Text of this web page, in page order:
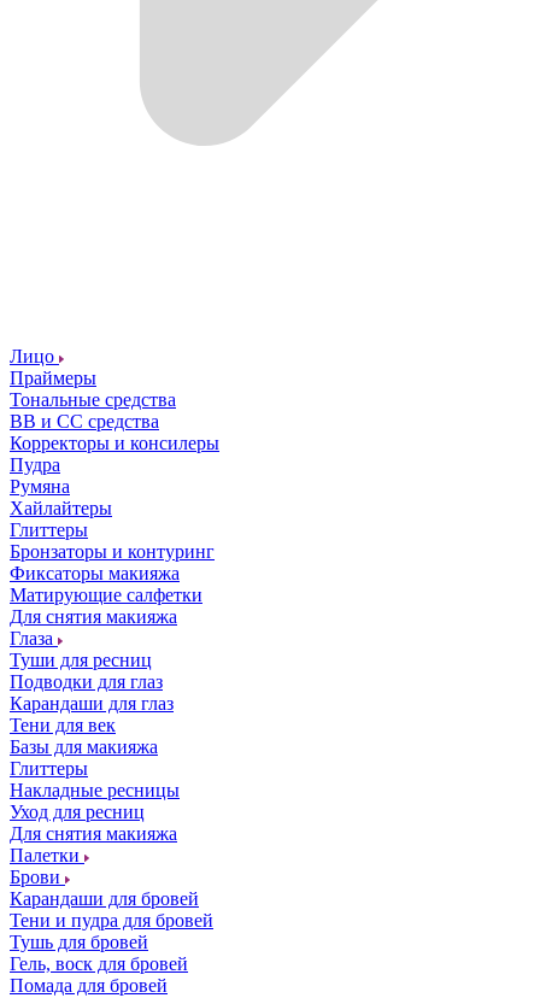
Лицо
Праймеры
Тональные средства
ВВ и СС средства
Корректоры и консилеры
Пудра
Румяна
Хайлайтеры
Глиттеры
Бронзаторы и контуринг
Фиксаторы макияжа
Матирующие салфетки
Для снятия макияжа
Глаза
Туши для ресниц
Подводки для глаз
Карандаши для глаз
Тени для век
Базы для макияжа
Глиттеры
Накладные ресницы
Уход для ресниц
Для снятия макияжа
Палетки
Брови
Карандаши для бровей
Тени и пудра для бровей
Тушь для бровей
Гель, воск для бровей
Помада для бровей